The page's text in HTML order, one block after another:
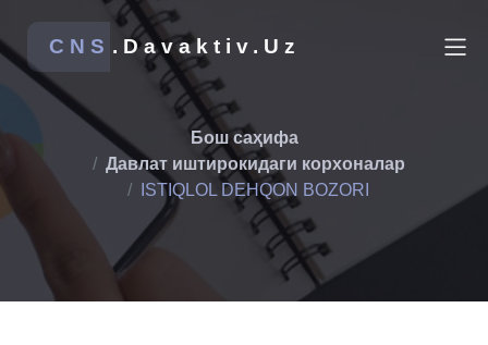
CNS .Davaktiv.Uz
Бош саҳифа
Давлат иштирокидаги корхоналар
ISTIQLOL DEHQON BOZORI